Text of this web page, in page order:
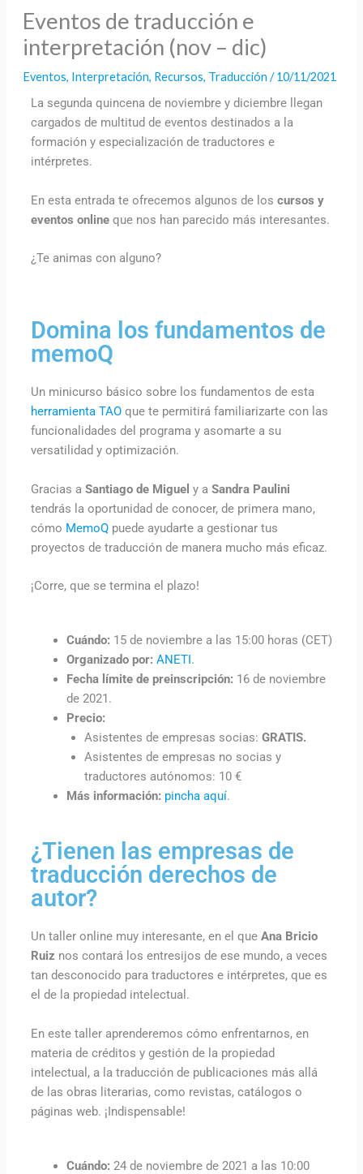
Eventos de traducción e
interpretación (nov – dic)
Eventos, Interpretación, Recursos, Traducción /10/11/2021
La segunda quincena de noviembre y diciembre llegan
cargados de multitud de eventos destinados a la
formación y especialización de traductores e
intérpretes.
En esta entrada te ofrecemos algunos de los cursos y
eventos onlineque nos han parecido más interesantes.
¿Te animas con alguno?
Domina los fundamentos de
memoQ
Un minicurso básico sobre los fundamentos de esta
herramienta TAOque te permitirá familiarizarte con las
funcionalidades del programa y asomarte a su
versatilidad y optimización.
Gracias a Santiago de Miguel y a Sandra Paulini
tendrás la oportunidad de conocer, de primera mano,
cómo MemoQpuede ayudarte a gestionar tus
proyectos de traducción de manera mucho más eficaz.
¡Corre, que se termina el plazo!
Cuándo: 15 de noviembre a las 15:00 horas (CET)
Organizado por: ANETI .
Fecha límite de preinscripción: 16 de noviembre
de 2021.
Precio:
Asistentes de empresas socias: GRATIS.
Asistentes de empresas no socias y
traductores autónomos: 10 €
Más información: pincha aquí.
¿Tienen las empresas de
traducción derechos de
autor?
Un taller online muy interesante, en el que Ana Bricio
Ruiz nos contará los entresijos de ese mundo, a veces
tan desconocido para traductores e intérpretes, que es
el de la propiedad intelectual.
En este taller aprenderemos cómo enfrentarnos, en
materia de créditos y gestión de la propiedad
intelectual, a la traducción de publicaciones más allá
de las obras literarias, como revistas, catálogos o
páginas web. ¡Indispensable!
Cuándo: 24 de noviembre de 2021 a las 10:00